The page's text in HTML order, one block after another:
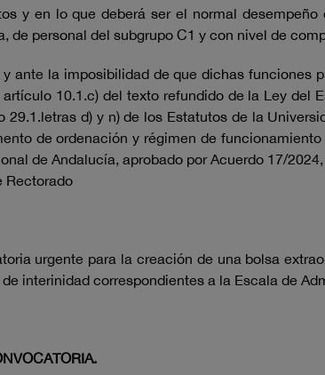
y en lo que deberá ser el normal
de personal del subgrupo C1 y con nivel de
ante la imposibilidad de que dichas funciones
10.1.c) del texto refundido de la Ley del
29.1.letras d) y n) de los Estatutos de la
de ordenación y régimen de
de Andalucía, aprobado por Acuerdo 17/
Rectorado
urgente para la creación de una bolsa
interinidad correspondientes a la Escala de